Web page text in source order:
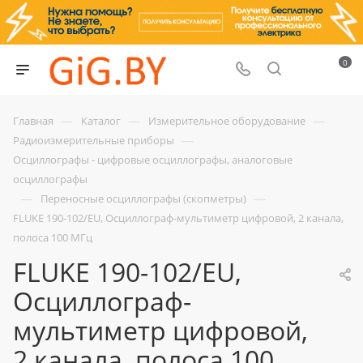
0
Главная — Каталог — Измерительное оборудование —
Радиоизмерительные приборы —
Осциллографы - цифровые осциллографы, аналоговые
осциллографы
— Переносные осциллографы (скопметры) —
FLUKE 190-102/EU, Осциллограф-мультиметр цифровой, 2 канала,
полоса 100 МГц
FLUKE 190-102/EU,
Осциллограф-
мультиметр цифровой,